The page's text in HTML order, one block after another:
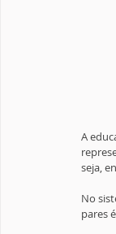
A
seja,
No
pares